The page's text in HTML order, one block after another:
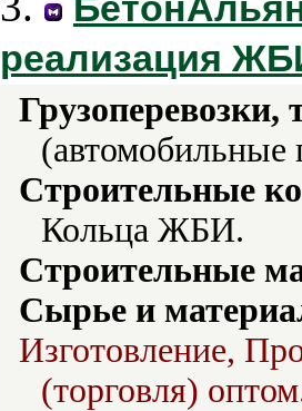
реализация
(автомобильные
Строительные
Кольца ЖБИ.
Строительные
Сырье и
Изготовление,
(торговля)